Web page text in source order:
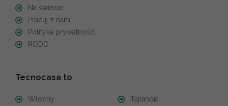
Na świecie
Pracuj z nami
Polityka prywatności
RODO
Tecnocasa to
Włochy
Tajlandia